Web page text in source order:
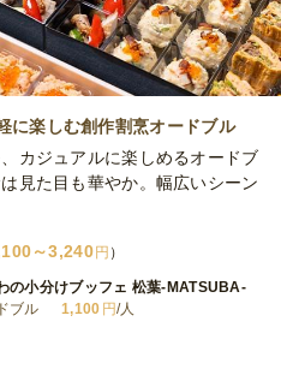
リング 3,500円/人
チ串焼きケータリング・ラグジュアリ
リング 4,500円/人
ブル
2,000円
に楽しむ創作割烹オードブル
カジュアルに楽しめるオードブ
見た目も華やか。幅広いシーン
～3,240円
の小分けブッフェ 松葉-MATSUBA-
ブル
1,100 円/人